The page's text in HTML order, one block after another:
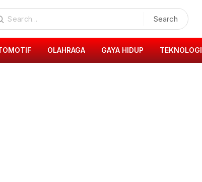
Search
OLAHRAGA GAYA HIDUP TEKNOLOGI